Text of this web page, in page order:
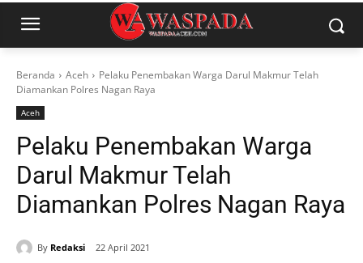
Beranda Aceh
Pelaku Penembakan Warga Darul Makmur Telah
Diamankan Polres Nagan Raya
Aceh
Pelaku Penembakan Warga
Darul Makmur Telah
Diamankan Polres Nagan Raya
By Redaksi 22 April 2021